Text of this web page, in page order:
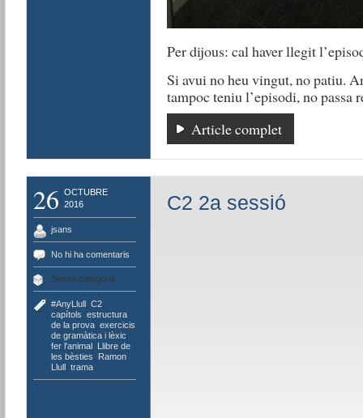
Per dijous: cal haver llegit
Si avui no heu vingut, no patiu.
tampoc teniu l’episodi, no passa
Article complet
26 OCTUBRE
2016
jsans
No hi ha comentaris
Sense categoria
#AnyLlull, C2,
capítols estructura
de la prova, exercicis
de gramàtica i lèxic
fer l'animal, Llibre de
les bèsties
Ramon
Llull, trama
C2 2a sessió